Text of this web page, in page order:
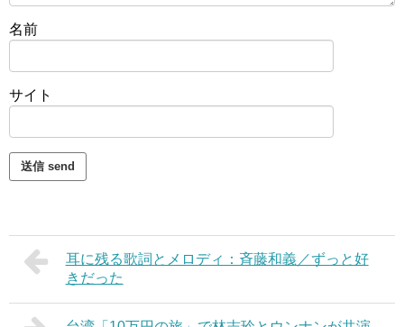
名前
サイト
耳に残る歌詞とメロディ：斉藤和義／ずっと好
きだった